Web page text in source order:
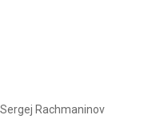
Rachmaninov